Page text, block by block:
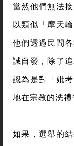
當然他們無法
以類似「摩天
他們透過民間
誠自發，除了
認為是對「妣
地在宗教的洗禮
如果，選舉的